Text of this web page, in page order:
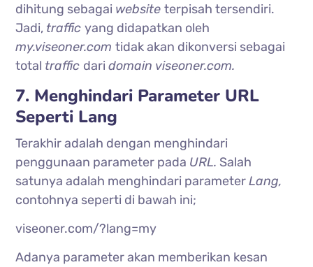
dihitung sebagai websiteterpisah tersendiri.
Jadi, trafficyang didapatkan oleh
my.viseoner.comtidak akan dikonversi sebagai
total traffic daridomain viseoner.com.
7. Menghindari Parameter URL
Seperti Lang
Terakhir adalah dengan menghindari
penggunaan parameter pada URL. Salah
satunya adalah menghindari parameterLang,
contohnya seperti di bawah ini;
viseoner.com/?lang=my
Adanya parameter akan memberikan kesan